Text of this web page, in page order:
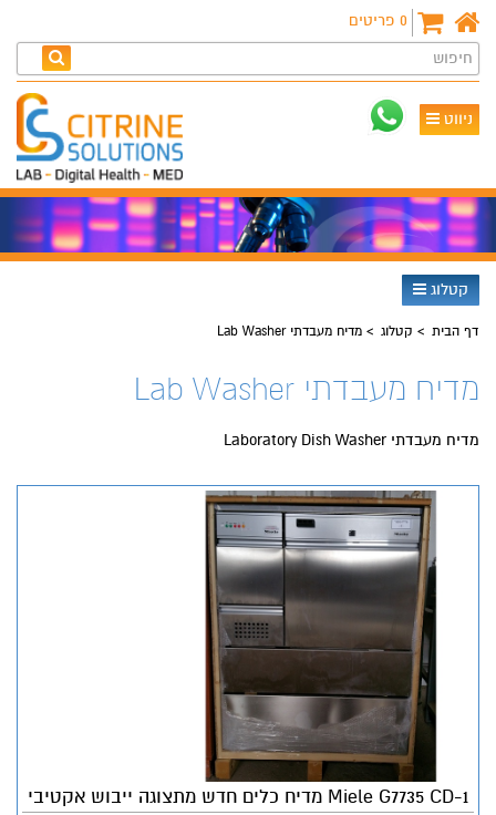
0 פריטים
חיפוש
ניווט
קטלוג
דף הבית קטלוג מדיח מעבדתי Lab Washer
מדיח מעבדתי Lab Washer
מדיח מעבדתי Laboratory Dish Washer
Miele G7735 CD-1 מדיח כלים חדש מתצוגה ייבוש אקטיבי